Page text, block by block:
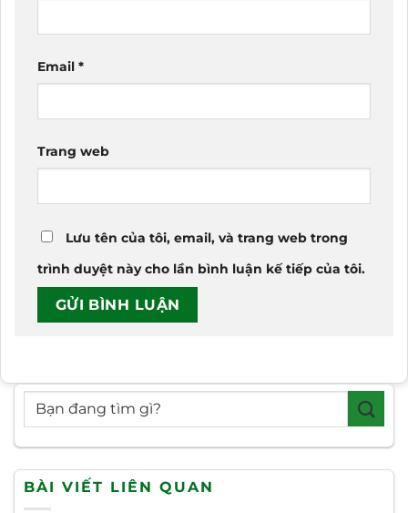
Email *
Trang web
Lưu tên của tôi, email, và trang web trong
trình duyệt này cho lần bình luận kế tiếp của tôi.
BÀI VIẾT LIÊN QUAN